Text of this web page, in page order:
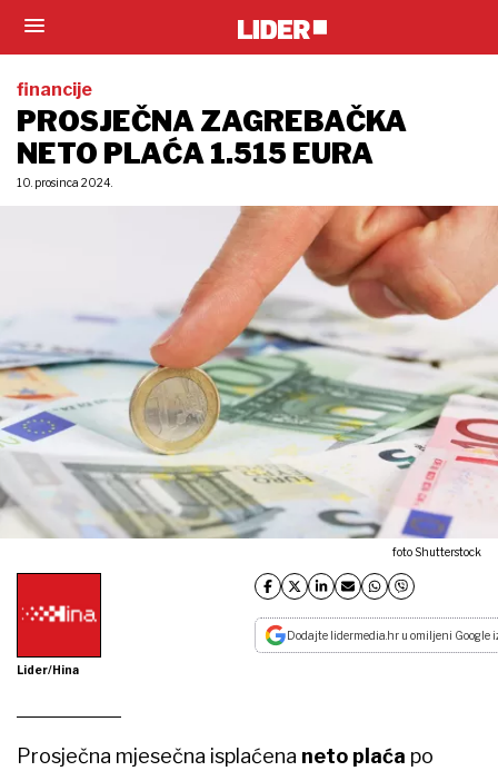
financije
PROSJEČNA ZAGREBAČKA
NETO PLAĆA 1.515 EURA
10. prosinca 2024.
foto Shutterstock
Lider/Hina
Dodajte lidermedia.hr u omiljeni Google
Prosječna mjesečna isplaćena neto plaća po